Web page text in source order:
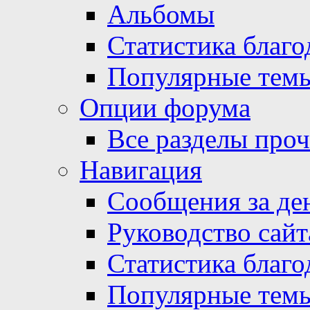
Альбомы
Статистика
Популярные
Опции форума
Все разделы
Навигация
Сообщения за
Руководство
Статистика
Популярные